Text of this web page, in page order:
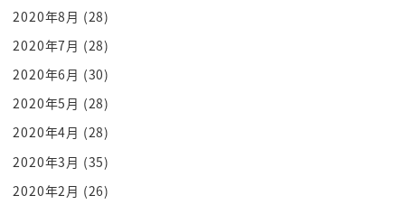
昔からありそうって思うんだけどこれの偽
サイトプリがどんどん板についてきてる
もう見ただけでは
わからないと今まではあれなんか怪しく
ないこのサイトっていうずさんな偽サイト
もいっぱいあったところが
偽サイトの中でもまあ似てるっていう
2020年8月 (28)
2020年7月 (28)
2020年6月 (30)
2020年5月 (28)
2020年4月 (28)
2020年3月 (35)
2020年2月 (26)